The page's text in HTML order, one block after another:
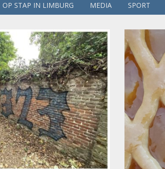
OP STAP IN LIMBURG MEDIA SPORT